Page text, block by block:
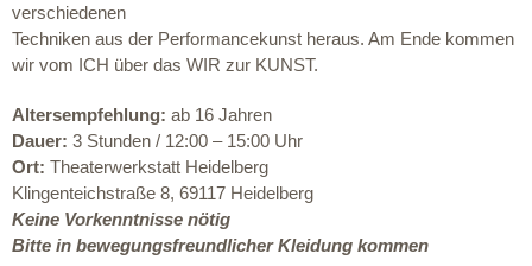
verschiedenen
Techniken aus der Performancekunst heraus. Am Ende kommen
wir vom ICH über das WIR zur KUNST.
Altersempfehlung: ab 16 Jahren
Dauer: 3 Stunden / 12:00 – 15:00 Uhr
Ort: Theaterwerkstatt Heidelberg
Klingenteichstraße 8, 69117 Heidelberg
Keine Vorkenntnisse nötig
Bitte in bewegungsfreundlicher Kleidung kommen